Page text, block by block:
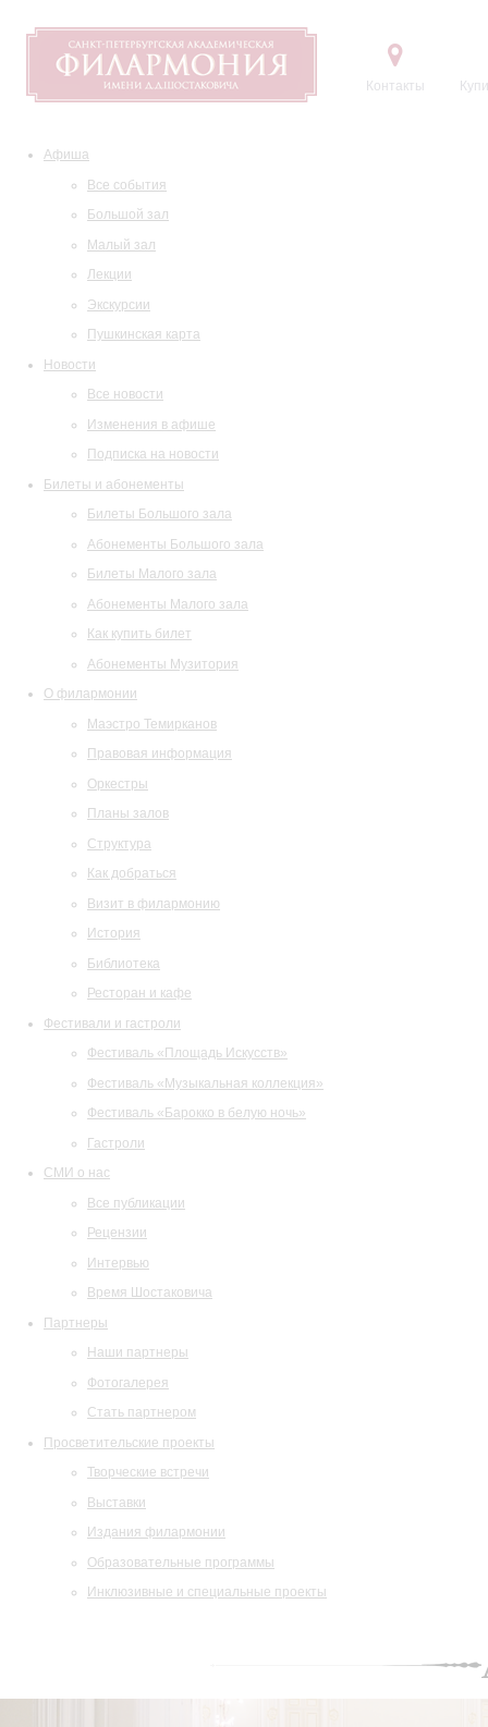
Контакты
Афиша
Все события
Большой зал
Малый зал
Лекции
Экскурсии
Пушкинская карта
Новости
Все новости
Изменения в афише
Подписка на новости
Билеты и абонементы
Билеты Большого зала
Абонементы Большого зала
Билеты Малого зала
Абонементы Малого зала
Как купить билет
Абонементы Музитория
О филармонии
Маэстро Темирканов
Правовая информация
Оркестры
Планы залов
Структура
Как добраться
Визит в филармонию
История
Библиотека
Ресторан и кафе
Фестивали и гастроли
Фестиваль «Площадь Искусств»
Фестиваль «Музыкальная коллекция»
Фестиваль «Барокко в белую ночь»
Гастроли
СМИ о нас
Все публикации
Рецензии
Интервью
Время Шостаковича
Партнеры
Наши партнеры
Фотогалерея
Стать партнером
Просветительские проекты
Творческие встречи
Выставки
Издания филармонии
Образовательные программы
Инклюзивные и специальные проекты